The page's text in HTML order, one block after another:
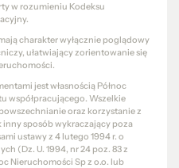
w rozumieniu Kodeksu
charakter wyłącznie poglądowy
ułatwiający zorientowanie się
jest własnością Północ
współpracującego. Wszelkie
oraz korzystanie z
sposób wykraczający poza
ustawy z 4 lutego 1994 r. o
(Dz. U. 1994, nr 24 poz. 83 z
Nieruchomości Sp z o.o. lub